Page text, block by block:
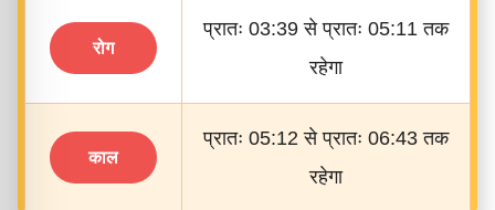
रोग
प्रातः 03:39 से प्रातः 05:11 तक
रहेगा
काल
प्रातः 05:12 से प्रातः 06:43 तक
रहेगा